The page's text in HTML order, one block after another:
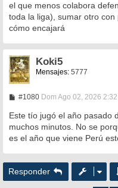
el que menos colabora
toda la liga), sumar otro
cómo encajará
Koki5
Mensajes:5777
#1080M
n
s
a
j
Dom Ago 02, 2026
Este tío jugó el año pasado
muchos minutos. No se
es el año que viene Perú
Responder
Página